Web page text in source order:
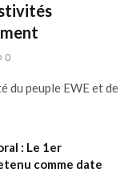
0
du peuple EWE et de
: Le 1er
comme date